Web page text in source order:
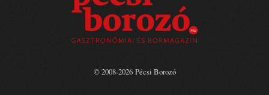
© 2008-2026 Pécsi Borozó